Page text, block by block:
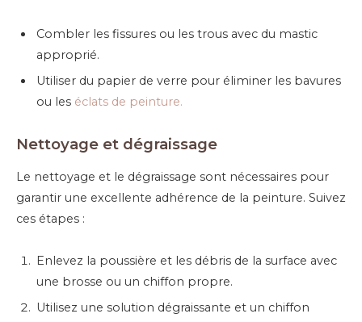
Combler les fissures ou les trous avec du mastic
approprié.
Utiliser du papier de verre pour éliminer les bavures
ou les éclats de peinture.
Nettoyage et dégraissage
Le nettoyage et le dégraissage sont nécessaires pour
garantir une excellente adhérence de la peinture. Suivez
ces étapes :
Enlevez la poussière et les débris de la surface avec
une brosse ou un chiffon propre.
Utilisez une solution dégraissante et un chiffon